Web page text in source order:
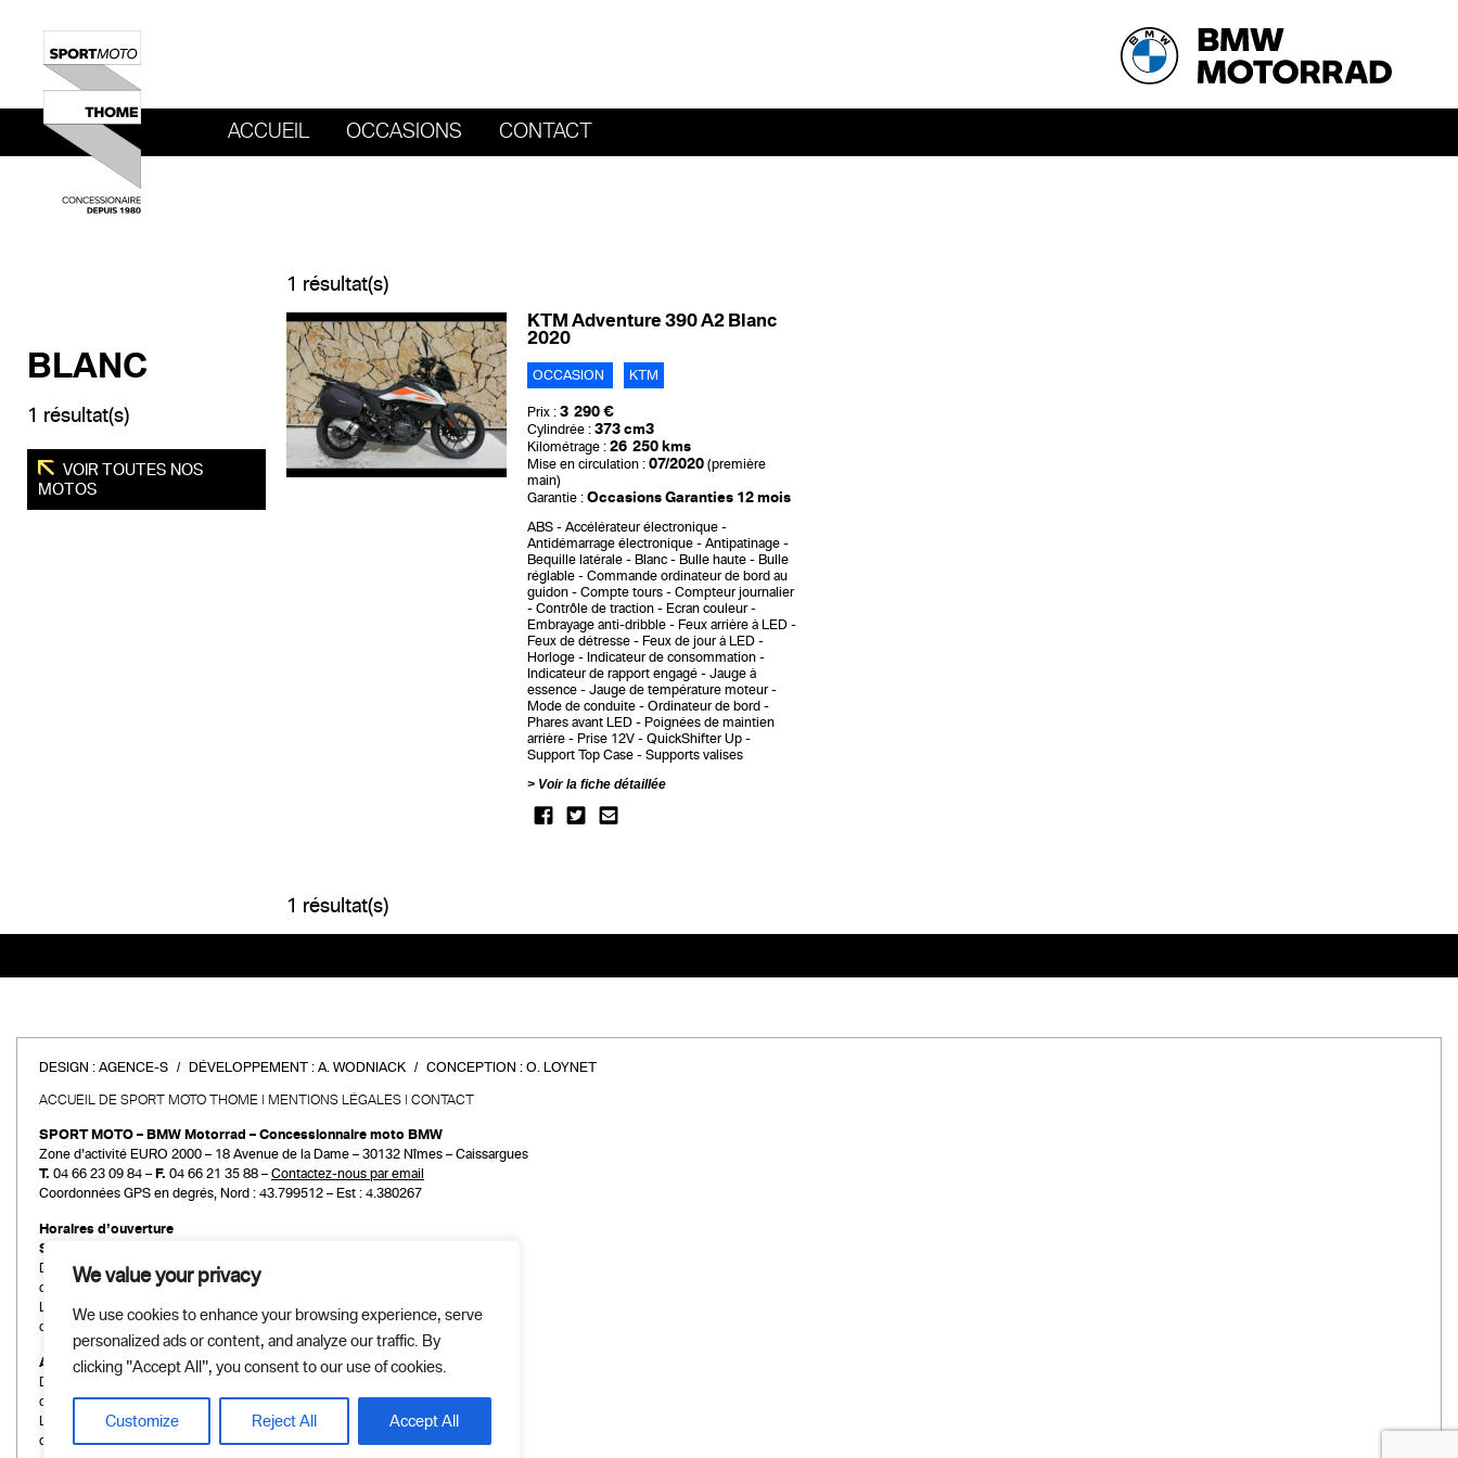
We value your privacy
We use cookies to enhance your browsing experience, serve
personalized ads or content, and analyze our traffic. By
clicking "Accept All", you consent to our use of cookies.
Customize Reject All Accept All
ACCUEIL OCCASIONS CONTACT
BLANC
1 résultat(s)
VOIR TOUTES NOS
MOTOS
1 résultat(s)
KTM Adventure 390 A2 Blanc
2020
OCCASION KTM
Prix : 3 290 €
Cylindrée : 373 cm3
Kilométrage : 26 250 kms
Mise en circulation : 07/2020 (première
main)
Garantie : Occasions Garanties 12 mois
ABS
Accélérateur électronique
Antidémarrage électronique
Antipatinage
Bequille latérale
Blanc Bulle haute
Bulle
réglable
Commande ordinateur de bord au
guidon
Compte tours
Compteur journalier
Contrôle de traction
Ecran couleur
Embrayage anti-dribble
Feux arrière à LED
Feux de détresse
Feux de jour à LED
Horloge
Indicateur de consommation
Indicateur de rapport engagé
Jauge à
essence
Jauge de température moteur
Mode de conduite
Ordinateur de bord
Phares avant LED
Poignées de maintien
arrière
Prise 12V
QuickShifter Up
Support Top Case
Supports valises
Voir la fiche détaillée
1 résultat(s)
DESIGN : AGENCE-S DÉVELOPPEMENT : A. WODNIACK CONCEPTION : O. LOYNET
ACCUEIL DE SPORT MOTO THOME MENTIONS LÉGALES CONTACT
SPORT MOTO – BMW Motorrad – Concessionnaire moto BMW
Zone d’activité EURO 2000 – 18 Avenue de la Dame – 30132 Nîmes – Caissargues
T. 04 66 23 09 84 – F. 04 66 21 35 88 – Contactez-nous par email
Coordonnées GPS en degrés, Nord : 43.799512 – Est : 4.380267
Horaires d’ouverture
Service commercial
Du mardi au vendredi :
de 9h00 à 12h00 et de 14h00 à 19h00
Le samedi :
de 9h00 à 12h00 et de 14h00 à 18h00
Atelier et Pièces détachées
Du mardi au vendredi :
de 9h00 à 12h00 et de 14h00 à 19h00
Le samedi :
de 9h00 à 12h00 et de 14h00 à 18h00